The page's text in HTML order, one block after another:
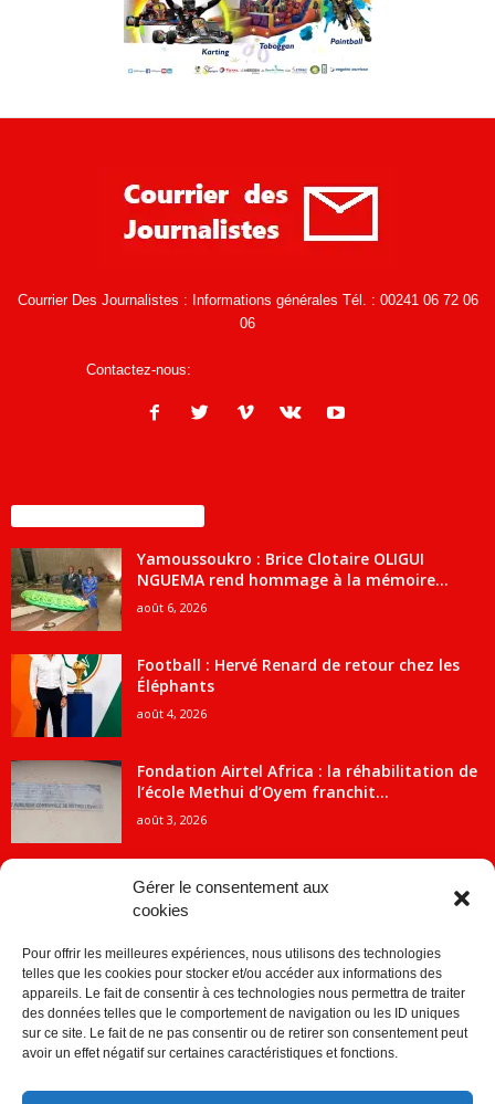
Gérer le consentement aux
cookies
Pour offrir les meilleures expériences, nous utilisons des technologies
telles que les cookies pour stocker et/ou accéder aux informations des
appareils. Le fait de consentir à ces technologies nous permettra de traiter
des données telles que le comportement de navigation ou les ID uniques
sur ce site. Le fait de ne pas consentir ou de retirer son consentement peut
avoir un effet négatif sur certaines caractéristiques et fonctions.
Courrier Des Journalistes : Informations générales Tél. : 00241 06 72 06
06
Contactez-nous:
Yamoussoukro : Brice Clotaire OLIGUI
NGUEMA rend hommage à la mémoire...
août 6, 2026
Football : Hervé Renard de retour chez les
Éléphants
août 4, 2026
Fondation Airtel Africa : la réhabilitation de
l’école Methui d’Oyem franchit...
août 3, 2026
CATÉGORIE POPULAIRE
ACTUALITES
Economie 2091
1840
Société
Sport 859